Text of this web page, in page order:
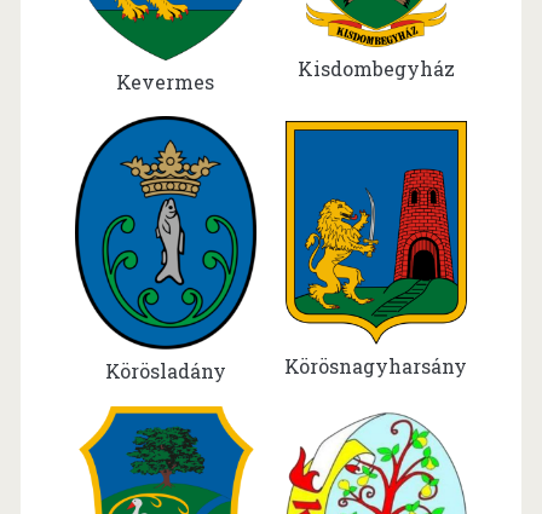
Kevermes
Kisdombegyház
Körösladány Körösnagyharsány